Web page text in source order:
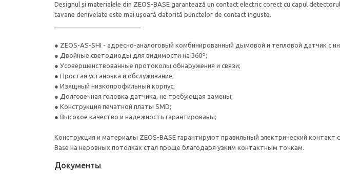
Designul și materialele din ZEOS-BASE garantează un contact electric corect cu capul
tavane denivelate este mai ușoară datorită punctelor de contact înguste.
● ZEOS-AS-SHI - адресно-аналоговый комбинированный дымовой и тепловой датчик с
● Двойные светодиоды для видимости на 360º;
● Усовершенствованные протоколы обнаружения и связи;
● Простая установка и обслуживание;
● Изящный низкопрофильный корпус;
● Долговечная головка датчика, не требующая замены;
● Конструкция печатной платы SMD;
● Высокое качество и надежность гарантированы;
Конструкция и материалы ZEOS-BASE гарантируют правильный электрический
Base на неровных потолках стал проще благодаря узким контактным точкам.
Документы